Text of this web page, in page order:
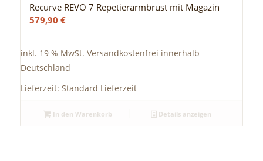
Recurve REVO 7 Repetierarmbrust mit Magazin
579,90 €
inkl. 19 % MwSt. Versandkostenfrei innerhalb
Deutschland
Lieferzeit: Standard Lieferzeit
In den Warenkorb Details anzeigen